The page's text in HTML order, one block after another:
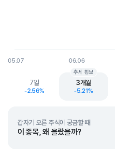
05.07 06.06
End of interactive chart.
7일
-2.56%
3개월
-5.21%
추세 횡보
갑자기 오른 주식이 궁금할 때
이 종목, 왜 올랐을까?